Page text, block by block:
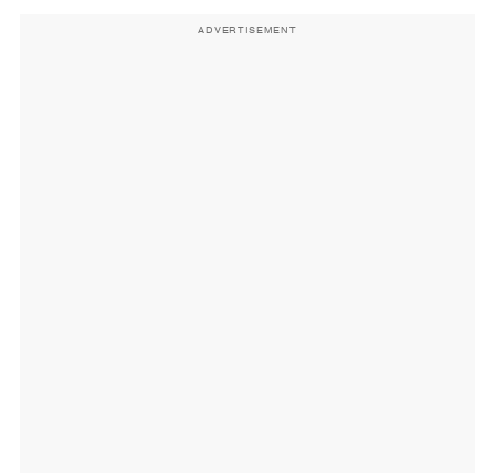
ADVERTISEMENT